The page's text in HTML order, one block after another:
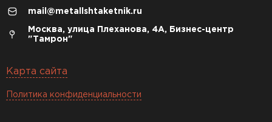
mail@metallshtaketnik.ru
Москва, улица Плеханова, 4А, Бизнес-центр
"Тамрон"
Карта сайта
Политика конфиденциальности